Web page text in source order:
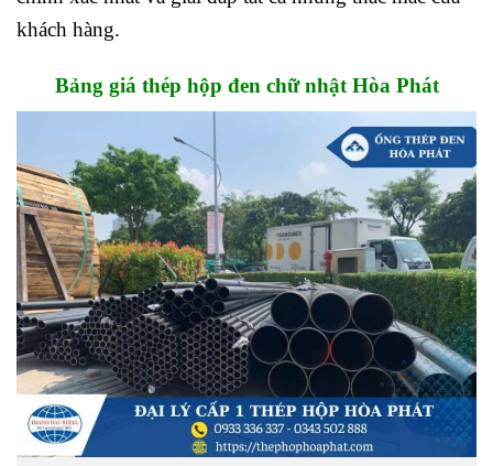
khách hàng.
Bảng giá thép hộp đen chữ nhật Hòa Phát